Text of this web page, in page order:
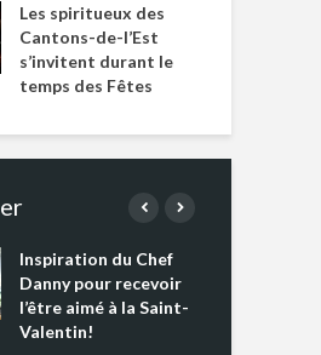
Les spiritueux des
Cantons-de-l’Est
s’invitent durant le
temps des Fêtes
Inspiration du Chef
Danny pour recevoir
l’être aimé à la Saint-
Valentin!